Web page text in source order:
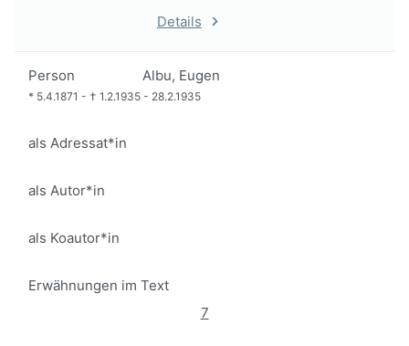
Details
Person Albu, Eugen
* 5.4.1871 - † 1.2.1935 - 28.2.1935
als Adressat*in
als Autor*in
als Koautor*in
Erwähnungen im Text
7